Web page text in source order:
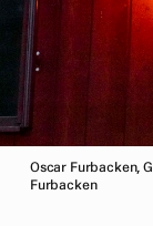
Oscar Furbacken,
Furbacken